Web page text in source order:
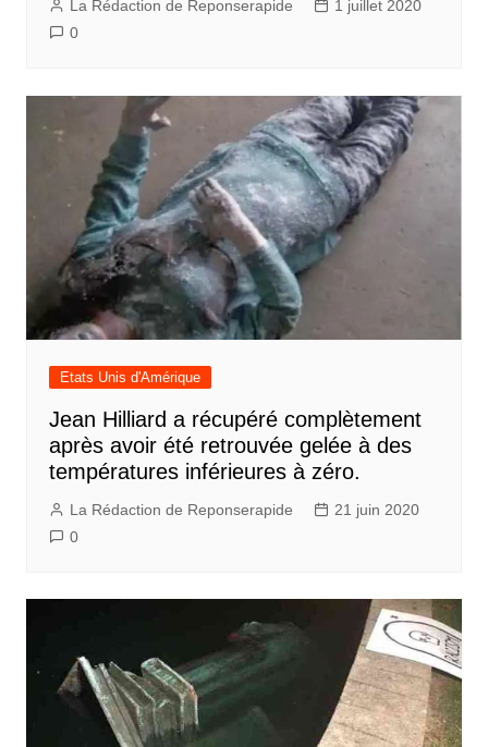
La Rédaction de Reponserapide
1 juillet 2020
0
Etats Unis d'Amérique
Jean Hilliard a récupéré complètement
après avoir été retrouvée gelée à des
températures inférieures à zéro.
La Rédaction de Reponserapide
21 juin 2020
0